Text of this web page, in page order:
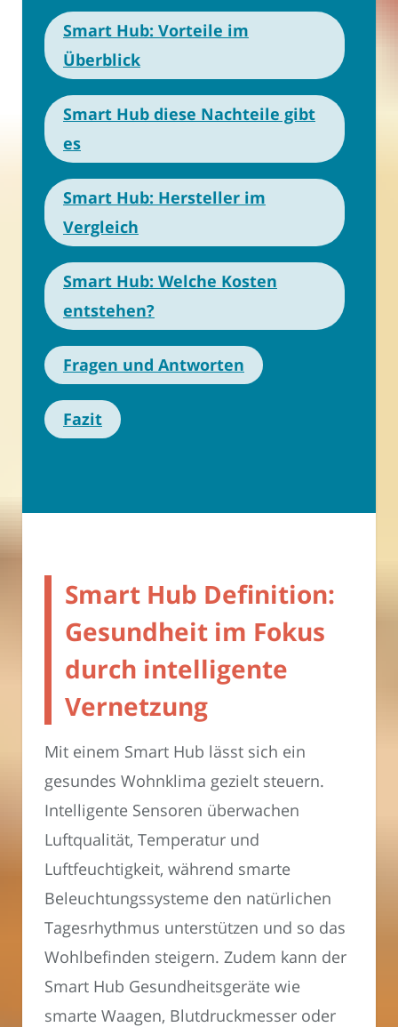
Smart Hub: Vorteile im
Überblick
Smart Hub diese Nachteile gibt
es
Smart Hub: Hersteller im
Vergleich
Smart Hub: Welche Kosten
entstehen?
Fragen und Antworten
Fazit
Smart Hub Definition:
Gesundheit im Fokus
durch intelligente
Vernetzung
Mit einem Smart Hub lässt sich ein
gesundes Wohnklima gezielt steuern.
Intelligente Sensoren überwachen
Luftqualität, Temperatur und
Luftfeuchtigkeit, während smarte
Beleuchtungssysteme den natürlichen
Tagesrhythmus unterstützen und so das
Wohlbefinden steigern. Zudem kann der
Smart Hub Gesundheitsgeräte wie
smarte Waagen, Blutdruckmesser oder